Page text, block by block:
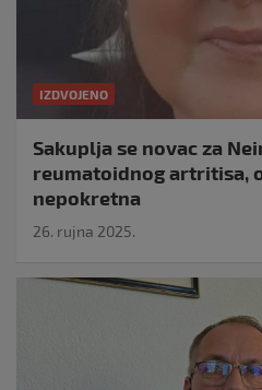
IZDVOJENO
Sakuplja se novac za
reumatoidnog artritisa,
nepokretna
26. rujna 2025.